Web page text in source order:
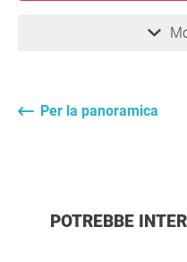
Per la panoramica
POTREBBE